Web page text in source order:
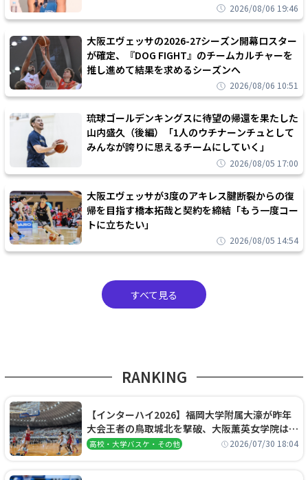
2026/08/06 19:46
大阪エヴェッサの2026-27シーズン開幕ロスター
が確定、『DOG FIGHT』のチームカルチャーを
推し進めて結果を求めるシーズンへ
2026/08/06 10:51
琉球ゴールデンキングスに待望の帰還を果たした
山内盛久（後編）「1人のウチナーンチュとして
みんなが誇りに思えるチームにしていく」
2026/08/05 17:00
大阪エヴェッサが3度のアキレス腱断裂からの復
帰を目指す橋本拓哉と契約を締結「もう一度コー
トに立ちたい」
2026/08/05 14:54
すべて見る
RANKING
【インターハイ2026】福岡大学附属大濠が昨年
大会王者の鳥取城北を撃破、大阪薫英女学院は岐
阜女子に完勝、大会3日目試合結果
高校・大学バスケ・その他 2026/07/30 18:04